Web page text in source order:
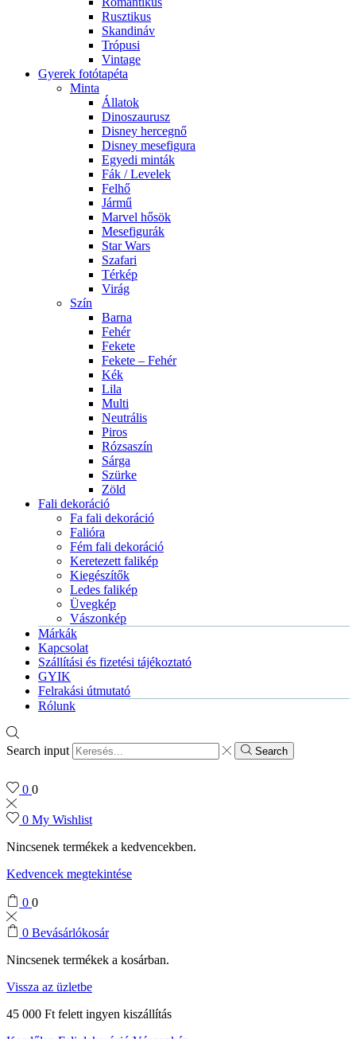
Rusztikus
Skandináv
Trópusi
Vintage
Gyerek fotótapéta
Minta
Állatok
Dinoszaurusz
Disney hercegnő
Disney mesefigura
Egyedi minták
Fák / Levelek
Felhő
Jármű
Marvel hősök
Mesefigurák
Star Wars
Szafari
Térkép
Virág
Szín
Barna
Fehér
Fekete
Fekete – Fehér
Kék
Lila
Multi
Neutrális
Piros
Rózsaszín
Sárga
Szürke
Zöld
Fali dekoráció
Fa fali dekoráció
Falióra
Fém fali dekoráció
Keretezett falikép
Kiegészítők
Ledes falikép
Üvegkép
Vászonkép
Márkák
Kapcsolat
Szállítási és fizetési tájékoztató
GYIK
Felrakási útmutató
Rólunk
Search input Search
0 0
0 My Wishlist
Nincsenek termékek a kedvencekben.
Kedvencek megtekintése
0 0
0 Bevásárlókosár
Nincsenek termékek a kosárban.
Vissza az üzletbe
45 000 Ft felett ingyen kiszállítás